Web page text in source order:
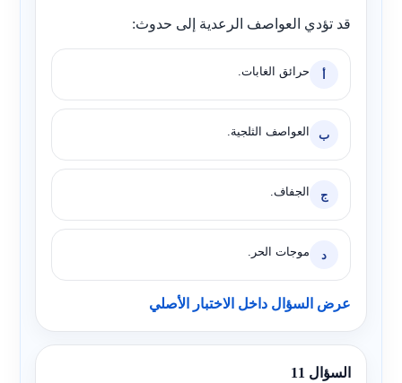
قد تؤدي العواصف الرعدية إلى حدوث:
أ حرائق الغابات.
ب العواصف الثلجية.
ج الجفاف.
د موجات الحر.
عرض السؤال داخل الاختبار الأصلي
السؤال 11